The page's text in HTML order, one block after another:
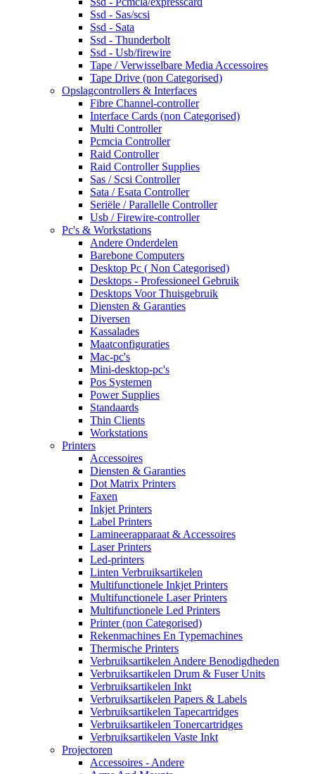
Ssd - Sas/scsi
Ssd - Sata
Ssd - Thunderbolt
Ssd - Usb/firewire
Tape / Verwisselbare Media Accessoires
Tape Drive (non Categorised)
Opslagcontrollers & Interfaces
Fibre Channel-controller
Interface Cards (non Categorised)
Multi Controller
Pcmcia Controller
Raid Controller
Raid Controller Supplies
Sas / Scsi Controller
Sata / Esata Controller
Seriële / Parallelle Controller
Usb / Firewire-controller
Pc's & Workstations
Andere Onderdelen
Barebone Computers
Desktop Pc ( Non Categorised)
Desktops - Professioneel Gebruik
Desktops Voor Thuisgebruik
Diensten & Garanties
Diversen
Kassalades
Maatconfiguraties
Mac-pc's
Mini-desktop-pc's
Pos Systemen
Power Supplies
Standaards
Thin Clients
Workstations
Printers
Accessoires
Diensten & Garanties
Dot Matrix Printers
Faxen
Inkjet Printers
Label Printers
Lamineerapparaat & Accessoires
Laser Printers
Led-printers
Linten Verbruiksartikelen
Multifunctionele Inkjet Printers
Multifunctionele Laser Printers
Multifunctionele Led Printers
Printer (non Categorised)
Rekenmachines En Typemachines
Thermische Printers
Verbruiksartikelen Andere Benodigdheden
Verbruiksartikelen Drum & Fuser Units
Verbruiksartikelen Inkt
Verbruiksartikelen Papers & Labels
Verbruiksartikelen Tapecartridges
Verbruiksartikelen Tonercartridges
Verbruiksartikelen Vaste Inkt
Projectoren
Accessoires - Andere